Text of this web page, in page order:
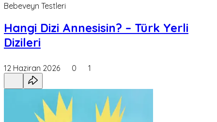
Bebeveyn Testleri
Hangi Dizi Annesisin? – Türk Yerli
Dizileri
12 Haziran 2026 0 1